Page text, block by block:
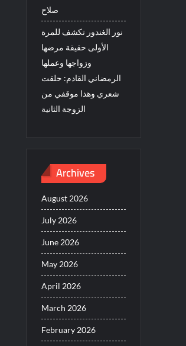
صلاح
نور الغندور تكشف للمرة
الأولى حقيقة مرضها
وزواجها وعملها
الرمضاني القادم: حلقت
شعري وهذا موقفي من
الزوجة الثانية
Archives
August 2026
July 2026
June 2026
May 2026
April 2026
March 2026
February 2026